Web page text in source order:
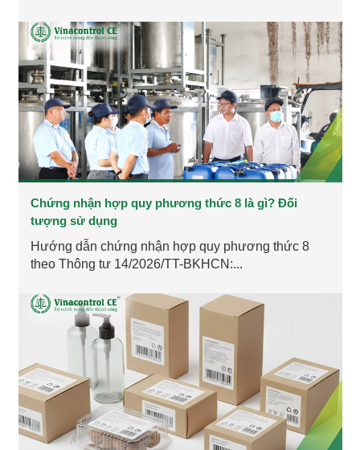
Chứng nhận hợp quy phương thức 8 là gì? Đối
tượng sử dụng
Hướng dẫn chứng nhận hợp quy phương thức 8
theo Thông tư 14/2026/TT-BKHCN:...